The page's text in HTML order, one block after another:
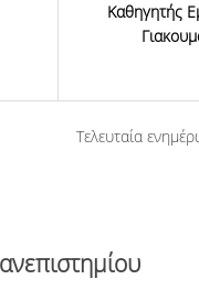
Καθηγητής
Τελευταία